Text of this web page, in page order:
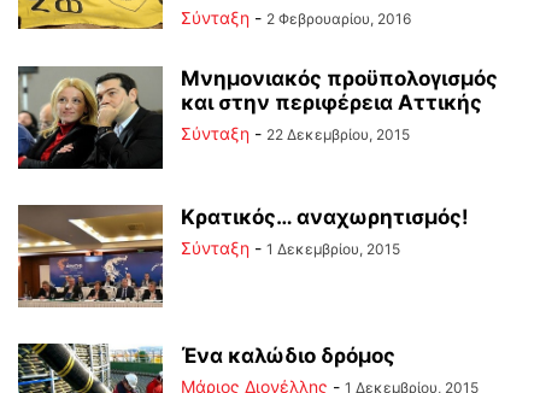
Σύνταξη - 2 Φεβρουαρίου, 2016
Μνημονιακός προϋπολογισμός
και στην περιφέρεια Αττικής
Σύνταξη - 22 Δεκεμβρίου, 2015
Κρατικός… αναχωρητισμός!
Σύνταξη - 1 Δεκεμβρίου, 2015
Ένα καλώδιο δρόμος
Μάριος Διονέλλης - 1 Δεκεμβρίου, 2015